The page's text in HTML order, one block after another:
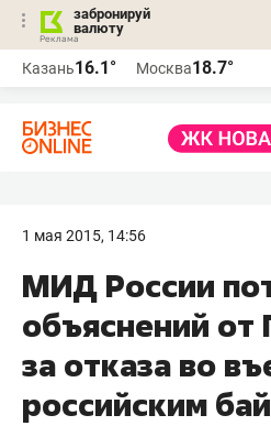
забронируй
валюту
Казань16.1° Москва18.7°
1 мая 2015, 14:56
МИД России
объяснений от
за отказа во
российским